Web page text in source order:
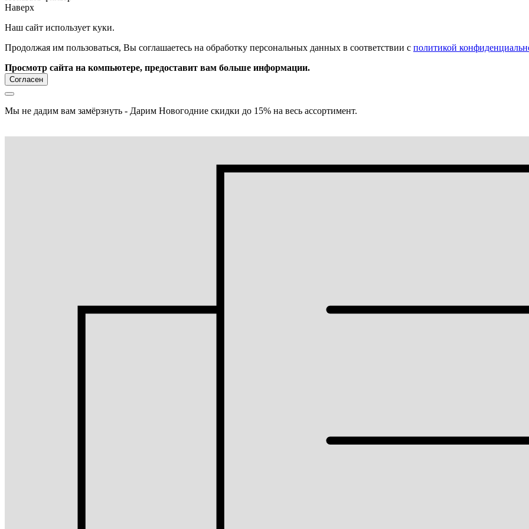
Наверх
Наш сайт использует куки.
Продолжая им пользоваться, Вы соглашаетесь на обработку персональных данных в соответствии с политикой
Просмотр сайта на компьютере, предоставит вам больше информации.
Согласен
Мы не дадим вам замёрзнуть - Дарим Новогодние скидки до 15% на весь ассортимент.